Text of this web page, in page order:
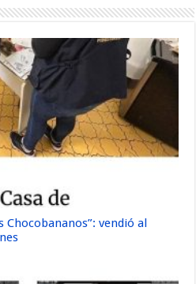
Chocobananos”: vendió al